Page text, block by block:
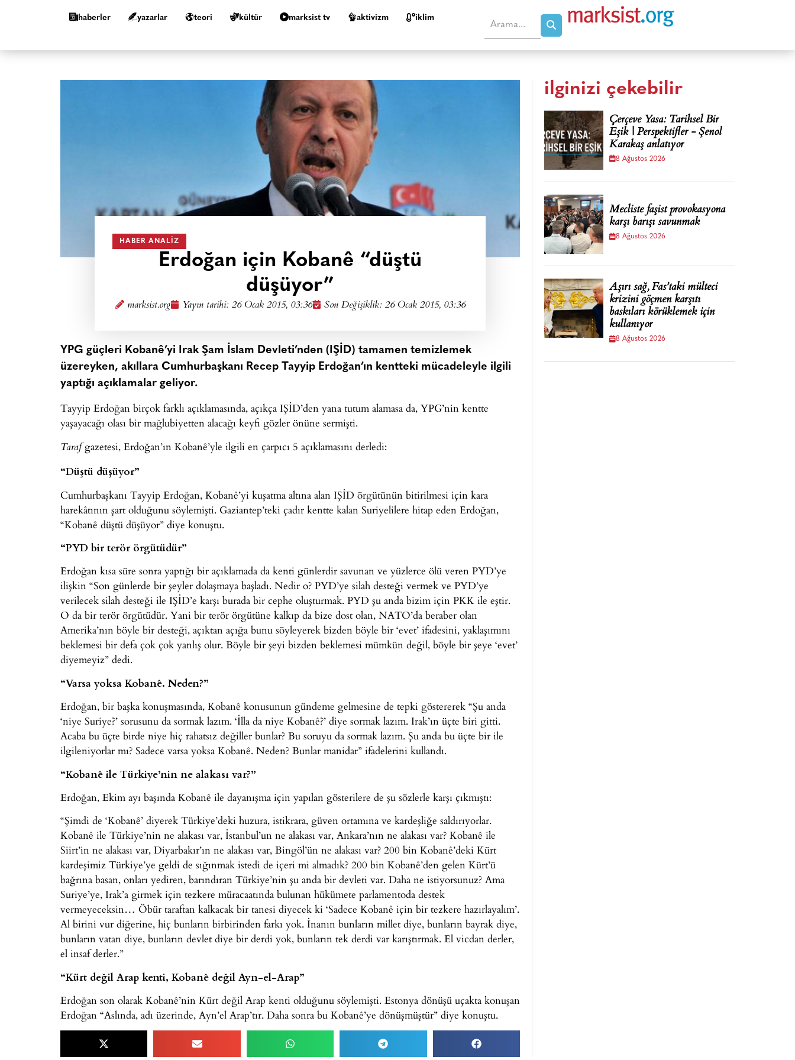
haberler yazarlar teori kültür marksist tv aktivizm i̇klim
HABER ANALIZ
Erdoğan için Kobanê “düştü
düşüyor”
marksist.org Yayın tarihi: 26 Ocak 2015, 03:36 Son Değişiklik: 26 Ocak 2015, 03:36
YPG güçleri Kobanê’yi Irak Şam İslam Devleti’nden (IŞİD) tamamen temizlemek
üzereyken, akıllara Cumhurbaşkanı Recep Tayyip Erdoğan’ın kentteki mücadeleyle ilgili
yaptığı açıklamalar geliyor.
Tayyip Erdoğan birçok farklı açıklamasında, açıkça IŞİD’den yana tutum alamasa da, YPG’nin kentte
yaşayacağı olası bir mağlubiyetten alacağı keyfi gözler önüne sermişti.
Tarafgazetesi, Erdoğan’ın Kobanê’yle ilgili en çarpıcı 5 açıklamasını derledi:
“Düştü düşüyor”
Cumhurbaşkanı Tayyip Erdoğan, Kobanê’yi kuşatma altına alan IŞİD örgütünün bitirilmesi için kara
harekâtının şart olduğunu söylemişti. Gaziantep’teki çadır kentte kalan Suriyelilere hitap eden Erdoğan,
“Kobanê düştü düşüyor” diye konuştu.
“PYD bir terör örgütüdür”
Erdoğan kısa süre sonra yaptığı bir açıklamada da kenti günlerdir savunan ve yüzlerce ölü veren PYD’ye
ilişkin “Son günlerde bir şeyler dolaşmaya başladı. Nedir o? PYD’ye silah desteği vermek ve PYD’ye
verilecek silah desteği ile IŞİD’e karşı burada bir cephe oluşturmak. PYD şu anda bizim için PKK ile eştir.
O da bir terör örgütüdür. Yani bir terör örgütüne kalkıp da bize dost olan, NATO’da beraber olan
Amerika’nın böyle bir desteği, açıktan açığa bunu söyleyerek bizden böyle bir ‘evet’ ifadesini, yaklaşımını
beklemesi bir defa çok çok yanlış olur. Böyle bir şeyi bizden beklemesi mümkün değil, böyle bir şeye ‘evet’
diyemeyiz” dedi.
“Varsa yoksa Kobanê. Neden?”
Erdoğan, bir başka konuşmasında, Kobanê konusunun gündeme gelmesine de tepki göstererek “Şu anda
‘niye Suriye?’ sorusunu da sormak lazım. ‘İlla da niye Kobanê?’ diye sormak lazım. Irak’ın üçte biri gitti.
Acaba bu üçte birde niye hiç rahatsız değiller bunlar? Bu soruyu da sormak lazım. Şu anda bu üçte bir ile
ilgileniyorlar mı? Sadece varsa yoksa Kobanê. Neden? Bunlar manidar” ifadelerini kullandı.
“Kobanê ile Türkiye’nin ne alakası var?”
Erdoğan, Ekim ayı başında Kobanê ile dayanışma için yapılan gösterilere de şu sözlerle karşı çıkmıştı:
“Şimdi de ‘Kobanê’ diyerek Türkiye’deki huzura, istikrara, güven ortamına ve kardeşliğe saldırıyorlar.
Kobanê ile Türkiye’nin ne alakası var, İstanbul’un ne alakası var, Ankara’nın ne alakası var? Kobanê ile
Siirt’in ne alakası var, Diyarbakır’ın ne alakası var, Bingöl’ün ne alakası var? 200 bin Kobanê’deki Kürt
kardeşimiz Türkiye’ye geldi de sığınmak istedi de içeri mi almadık? 200 bin Kobanê’den gelen Kürt’ü
bağrına basan, onları yediren, barındıran Türkiye’nin şu anda bir devleti var. Daha ne istiyorsunuz? Ama
Suriye’ye, Irak’a girmek için tezkere müracaatında bulunan hükümete parlamentoda destek
vermeyeceksin… Öbür taraftan kalkacak bir tanesi diyecek ki ‘Sadece Kobanê için bir tezkere hazırlayalım’.
Al birini vur diğerine, hiç bunların birbirinden farkı yok. İnanın bunların millet diye, bunların bayrak diye,
bunların vatan diye, bunların devlet diye bir derdi yok, bunların tek derdi var karıştırmak. El vicdan derler,
el insaf derler.”
“Kürt değil Arap kenti, Kobanê değil Ayn-el-Arap”
Erdoğan son olarak Kobanê’nin Kürt değil Arap kenti olduğunu söylemişti. Estonya dönüşü uçakta konuşan
Erdoğan “Aslında, adı üzerinde, Ayn’el Arap’tır. Daha sonra bu Kobanê’ye dönüşmüştür” diye konuştu.
ilginizi çekebilir
Çerçeve Yasa: Tarihsel Bir
Eşik | Perspektifler - Şenol
Karakaş anlatıyor
8 Ağustos 2026
Mecliste faşist provokasyona
karşı barışı savunmak
8 Ağustos 2026
Aşırı sağ, Fas’taki mülteci
krizini göçmen karşıtı
baskıları körüklemek için
kullanıyor
8 Ağustos 2026